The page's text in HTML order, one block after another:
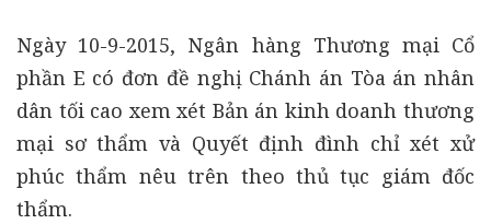
Ngày 10-9-2015, Ngân hàng Thương mại Cổ
phần E có đơn đề nghị Chánh án Tòa án nhân
dân tối cao xem xét Bản án kinh doanh thương
mại sơ thẩm và Quyết định đình chỉ xét xử
phúc thẩm nêu trên theo thủ tục giám đốc
thẩm.